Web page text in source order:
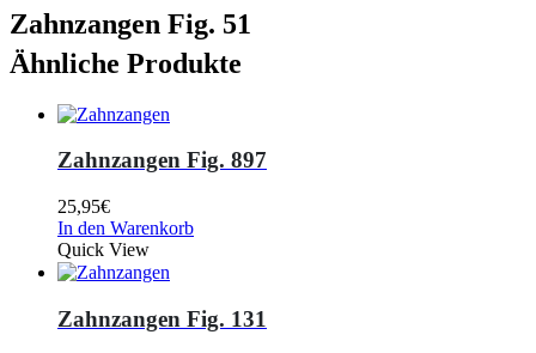
Zahnzangen Fig. 51
Ähnliche Produkte
Zahnzangen Fig. 897
25,95€
In den Warenkorb
Quick View
Zahnzangen Fig. 131